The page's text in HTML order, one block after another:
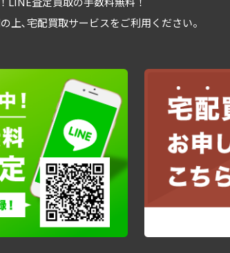
上､宅配買取サービスをご利用ください。